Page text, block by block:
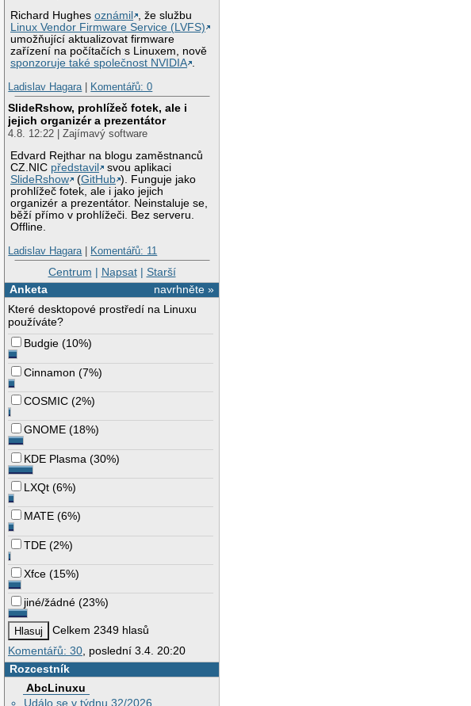
Richard Hughesoznámil
, že službu
Linux Vendor Firmware Service (LVFS)
umožňující aktualizovat firmware
zařízení na počítačích s Linuxem, nově
sponzoruje také společnost NVIDIA .
Ladislav Hagara| Komentářů: 0
SlideRshow, prohlížeč fotek, ale i
jejich organizér a prezentátor
4.8. 12:22 | Zajímavý software
Edvard Rejthar na blogu zaměstnanců
CZ.NIC představil
svou aplikaci
SlideRshow
(GitHub ). Funguje jako
prohlížeč fotek, ale i jako jejich
organizér a prezentátor. Neinstaluje se,
běží přímo v prohlížeči. Bez serveru.
Offline.
Ladislav Hagara| Komentářů: 11
Centrum | Napsat| Starší
navrhněte »
Anketa
Které desktopové prostředí na Linuxu
používáte?
Budgie (10%)
Cinnamon (7%)
COSMIC (2%)
GNOME (18%)
KDE Plasma (30%)
LXQt (6%)
MATE (6%)
TDE (2%)
Xfce (15%)
jiné/žádné (23%)
Celkem 2349 hlasů
Komentářů: 30 , poslední 3.4. 20:20
Rozcestník
AbcLinuxu
Událo se v týdnu 32/2026